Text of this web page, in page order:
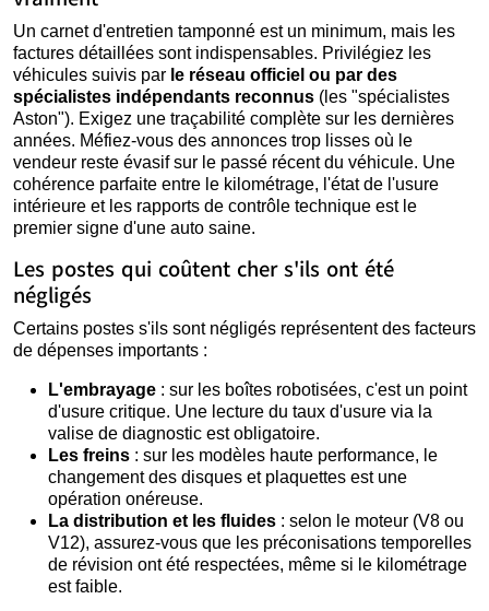
Un carnet d'entretien tamponné est un minimum, mais les
factures détaillées sont indispensables. Privilégiez les
véhicules suivis par le réseau officiel ou par des
spécialistes indépendants reconnus (les "spécialistes
Aston"). Exigez une traçabilité complète sur les dernières
années. Méfiez-vous des annonces trop lisses où le
vendeur reste évasif sur le passé récent du véhicule. Une
cohérence parfaite entre le kilométrage, l'état de l'usure
intérieure et les rapports de contrôle technique est le
premier signe d'une auto saine.
Les postes qui coûtent cher s'ils ont été
négligés
Certains postes s'ils sont négligés représentent des facteurs
de dépenses importants :
L'embrayage : sur les boîtes robotisées, c'est un point
d'usure critique. Une lecture du taux d'usure via la
valise de diagnostic est obligatoire.
Les freins : sur les modèles haute performance, le
changement des disques et plaquettes est une
opération onéreuse.
La distribution et les fluides : selon le moteur (V8 ou
V12), assurez-vous que les préconisations temporelles
de révision ont été respectées, même si le kilométrage
est faible.